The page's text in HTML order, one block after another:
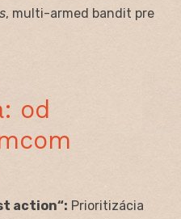
, multi-armed bandit pre
od
action“: Prioritizácia